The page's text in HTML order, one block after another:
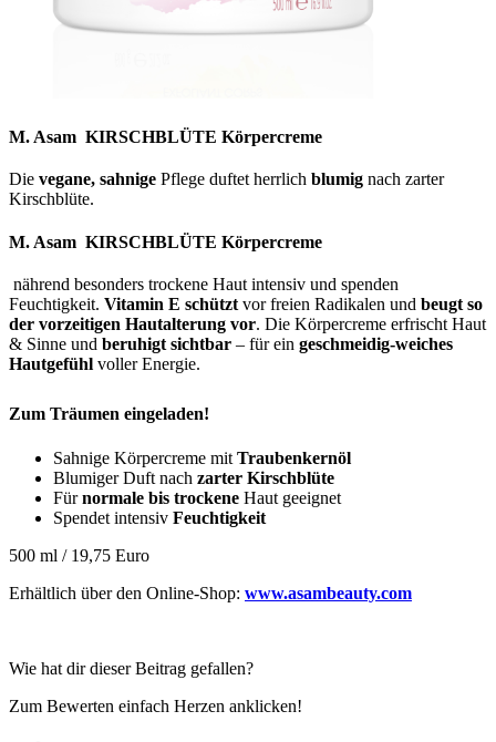
M. Asam KIRSCHBLÜTE Körpercreme
Die vegane, sahnige Pflege duftet herrlich blumig nach zarter
Kirschblüte.
M. Asam KIRSCHBLÜTE Körpercreme
nährend besonders trockene Haut intensiv und spenden
Feuchtigkeit. Vitamin E schützt vor freien Radikalen und beugt so
der vorzeitigen Hautalterung vor. Die Körpercreme erfrischt Haut
& Sinne und beruhigt sichtbar – für ein geschmeidig-weiches
Hautgefühl voller Energie.
Zum Träumen eingeladen!
Sahnige Körpercreme mit Traubenkernöl
Blumiger Duft nach zarter Kirschblüte
Fürnormale bis trockene Haut geeignet
Spendet intensiv Feuchtigkeit
500 ml / 19,75 Euro
Erhältlich über den Online-Shop: www.asambeauty.com
Wie hat dir dieser Beitrag gefallen?
Zum Bewerten einfach Herzen anklicken!